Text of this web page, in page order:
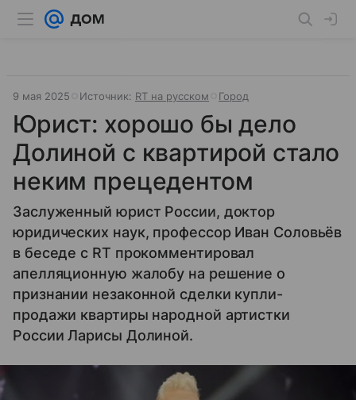
9 мая 2025 Источник: RT на русском Город
Юрист: хорошо бы дело
Долиной с квартирой стало
неким прецедентом
Заслуженный юрист России, доктор
юридических наук, профессор Иван Соловьёв
в беседе с RT прокомментировал
апелляционную жалобу на решение о
признании незаконной сделки купли-
продажи квартиры народной артистки
России Ларисы Долиной.